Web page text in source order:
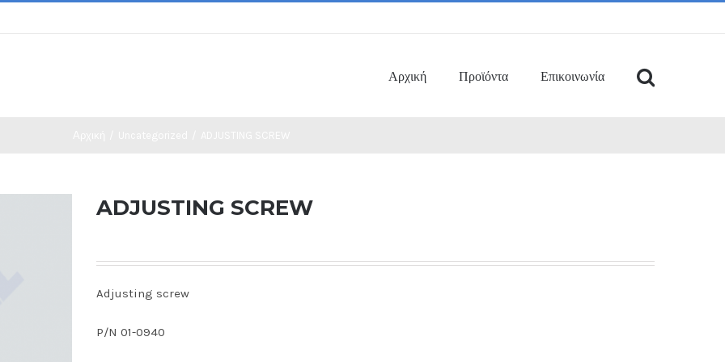
Αρχική Προϊόντα Επικοινωνία
ADJUSTING SCREW
Adjusting screw
P/N 01-0940